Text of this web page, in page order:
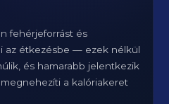
fehérjeforrást és
az étkezésbe — ezek nélkül
és hamarabb jelentkezik
a kalóriakeret